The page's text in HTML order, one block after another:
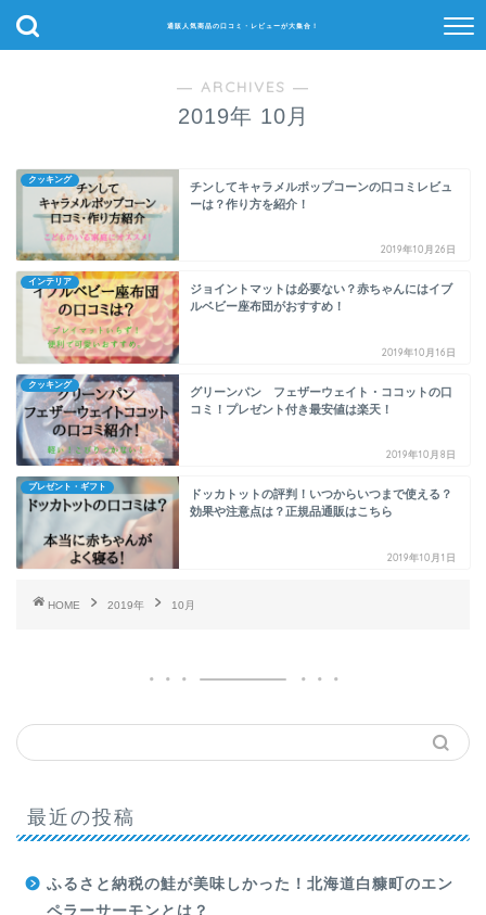
通販人気商品の口コミ・レビューが大集合！
― ARCHIVES ―
2019年 10月
クッキング
チンしてキャラメルポップコーンの口コミレビュ
ーは？作り方を紹介！
2019年10月26日
インテリア
ジョイントマットは必要ない？赤ちゃんにはイブ
ルベビー座布団がおすすめ！
2019年10月16日
クッキング
グリーンパン フェザーウェイト・ココットの口
コミ！プレゼント付き最安値は楽天！
2019年10月8日
プレゼント・ギフト
ドッカトットの評判！いつからいつまで使える？
効果や注意点は？正規品通販はこちら
2019年10月1日
HOME 2019年 10月
最近の投稿
ふるさと納税の鮭が美味しかった！北海道白糠町のエン
ペラーサーモンとは？